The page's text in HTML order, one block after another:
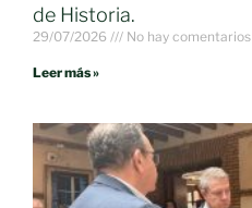
de Historia.
29/07/2026 No hay comentarios
Leer más »